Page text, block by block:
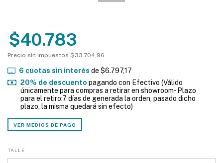
$40.783
Precio sin impuestos $33.704,96
6 cuotas sin interés de $6.797,17
20% de descuento pagando con Efectivo (Válido
únicamente para compras a retirar en showroom- Plazo
para el retiro:7 días de generada la orden, pasado dicho
plazo, la misma quedará sin efecto)
VER MEDIOS DE PAGO
TALLE